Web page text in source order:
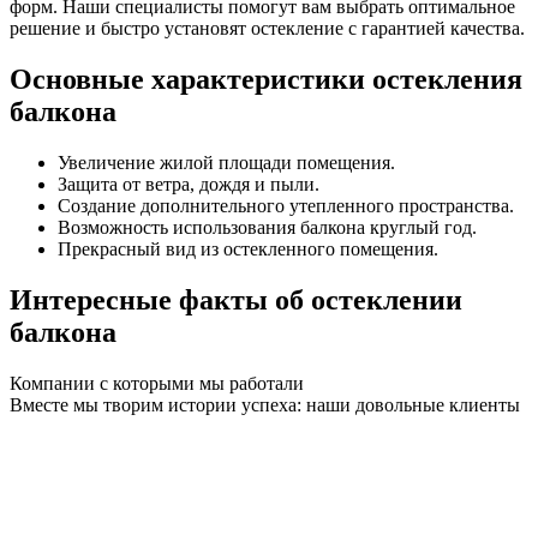
форм. Наши специалисты помогут вам выбрать оптимальное
решение и быстро установят остекление с гарантией качества.
Основные характеристики остекления
балкона
Увеличение жилой площади помещения.
Защита от ветра, дождя и пыли.
Создание дополнительного утепленного пространства.
Возможность использования балкона круглый год.
Прекрасный вид из остекленного помещения.
Интересные факты об остеклении
балкона
Компании с которыми мы работали
Вместе мы творим истории успеха: наши довольные клиенты